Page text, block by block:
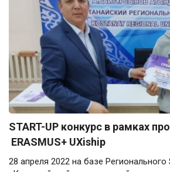
START-UP конкурс в рамках
ERASMUS+ UXiship
28 апреля 2022 на базе